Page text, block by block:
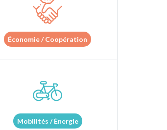
Économie / Coopération
Mobilités / Énergie